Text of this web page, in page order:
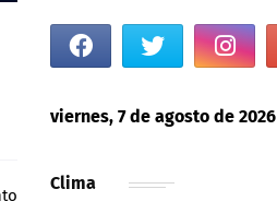
viernes, 7 de agosto de 2026
Clima